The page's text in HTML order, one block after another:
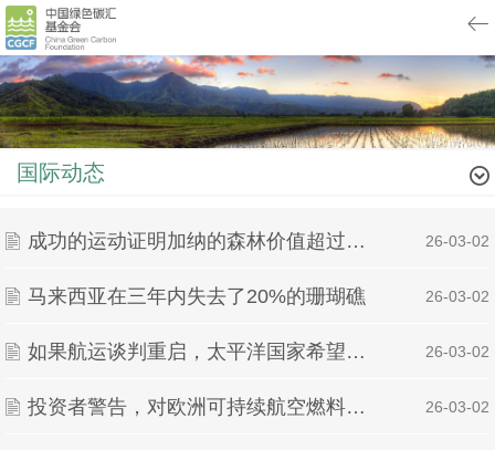
国际动态
成功的运动证明加纳的森林价值超过黄金（评论） | 26-03-02
马来西亚在三年内失去了20%的珊瑚礁 | 26-03-02
如果航运谈判重启，太平洋国家希望收取更高的排放费用 | 26-03-02
投资者警告，对欧洲可持续航空燃料规则的质疑威胁到更清洁航空的希望 | 26-03-02